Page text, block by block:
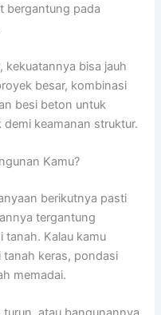
bergantung pada
kekuatannya bisa jauh
besar, kombinasi
besi beton untuk
keamanan struktur.
Kamu?
berikutnya pasti
tergantung
tanah. Kalau kamu
tanah keras, pondasi
memadai.